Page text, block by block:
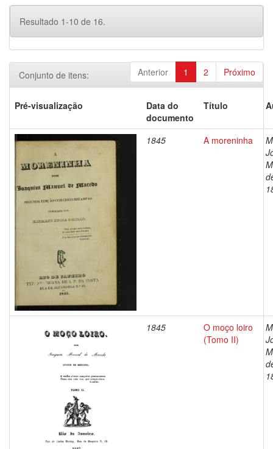
Resultado 1-10 de 16.
Anterior 1 2 Próximo
Conjunto de itens:
Pré-visualização
Data do
documento
Título
1845 A moreninha
1845
O moço loiro
(Tomo II)